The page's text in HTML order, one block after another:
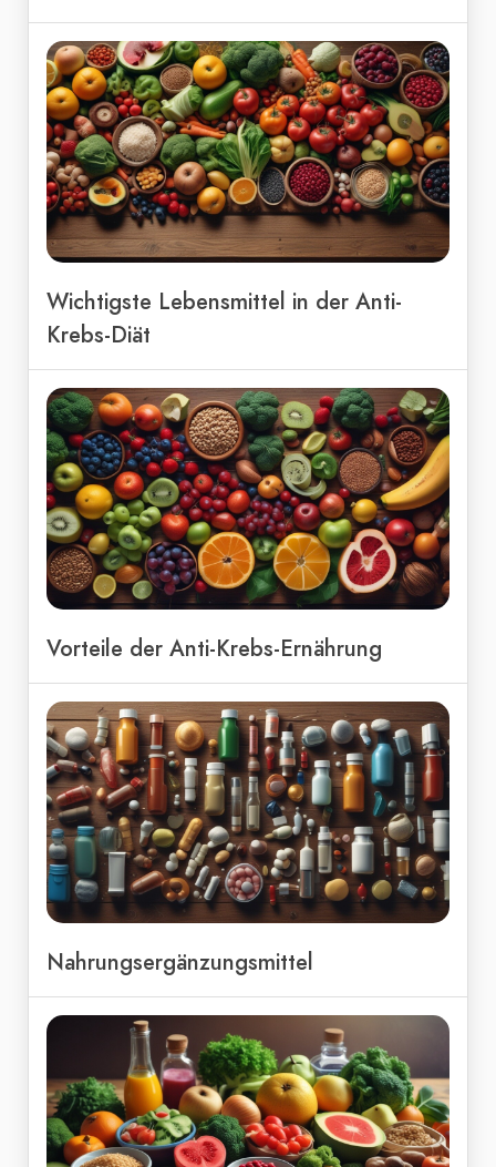
Wichtigste Lebensmittel in der Anti-
Krebs-Diät
Vorteile der Anti-Krebs-Ernährung
Nahrungsergänzungsmittel